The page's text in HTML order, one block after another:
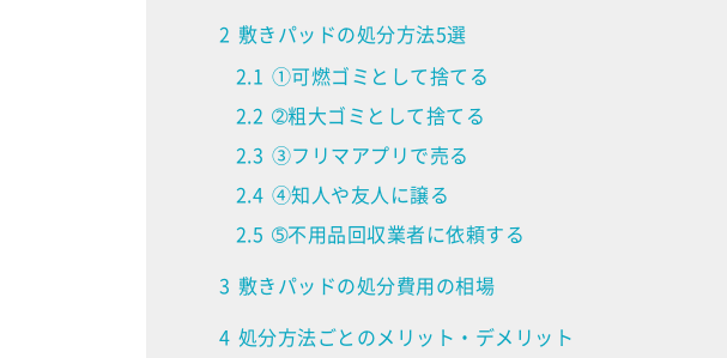
2 敷きパッドの処分方法5選
2.1 ①可燃ゴミとして捨てる
2.2 ➁粗大ゴミとして捨てる
2.3 ③フリマアプリで売る
2.4 ④知人や友人に譲る
2.5 ➄不用品回収業者に依頼する
3 敷きパッドの処分費用の相場
4 処分方法ごとのメリット・デメリット